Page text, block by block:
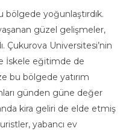
bölgede yoğunlaştırdık.
güzel gelişmeler,
Çukurova Universitesi’nin
İskele eğitimde de
bu bölgede yatırım
günden güne değer
kira geliri de elde etmiş
yabancı ev